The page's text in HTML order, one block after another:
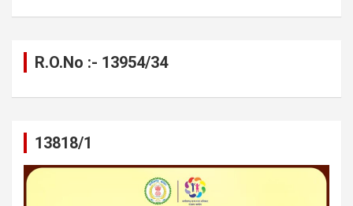
R.O.No :- 13954/34
13818/1